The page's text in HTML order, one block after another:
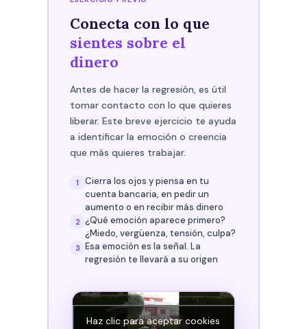
Conecta con lo que
sientes sobre el
dinero
Antes de hacer la regresión, es útil
tomar contacto con lo que quieres
liberar. Este breve ejercicio te ayuda
a identificar la emoción o creencia
que más quieres trabajar.
1
Cierra los ojos y piensa en tu
cuenta bancaria, en pedir un
aumento o en recibir más dinero
2 ¿Qué emoción aparece primero?
¿Miedo, vergüenza, tensión, culpa?
3 Esa emoción es la señal. La
regresión te llevará a su origen
Haz clic para aceptar cookies